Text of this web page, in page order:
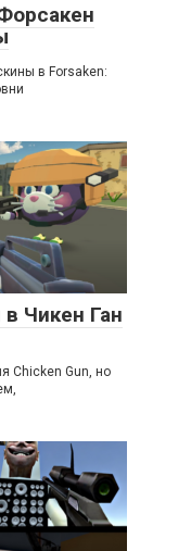
в Forsaken:
Чикен Ган
Chicken Gun, но